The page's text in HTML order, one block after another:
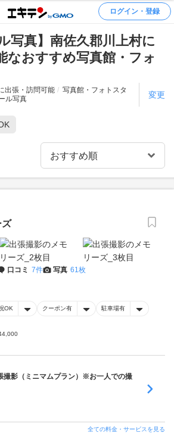
ログイン・登録
写真】南佐久郡川上村に
なおすすめ写真館・フォ
出張・訪問可能
写真館・フォトスタ
ル写真 変更
ズ
口コミ 7件 写真 61枚
OK クーポン有 駐車場有
撮影（ミニマムプラン）※お一人での撮
全ての料金・サービスを見る